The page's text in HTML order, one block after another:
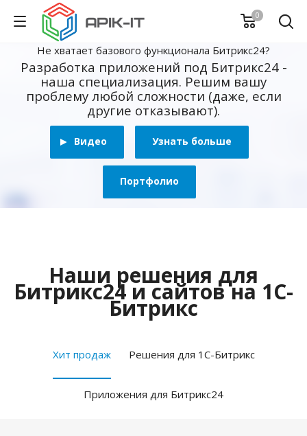
0
Не хватает базового функционала Битрикс24?
Разработка приложений под Битрикс24 -
наша специализация. Решим вашу
проблему любой сложности (даже, если
другие отказывают).
Видео Узнать больше
Портфолио
Наши решения для
Битрикс24 и сайтов на 1С-
Битрикс
Хит продаж Решения для 1С-Битрикс
Приложения для Битрикс24